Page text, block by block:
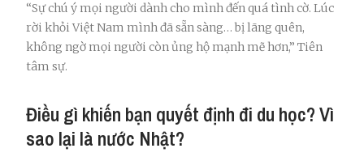
“Sự chú ý mọi người dành cho mình đến quá tình cờ. Lúc
rời khỏi Việt Nam mình đã sẵn sàng… bị lãng quên,
không ngờ mọi người còn ủng hộ mạnh mẽ hơn,” Tiên
tâm sự.
Điều gì khiến bạn quyết định đi du học? Vì
sao lại là nước Nhật?